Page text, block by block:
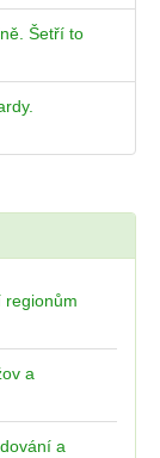
Šetří to
regionům
a
a